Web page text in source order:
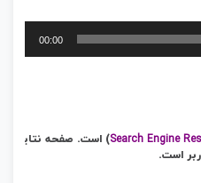
00:00
Search Engine) است. صفحه نتایج
است.